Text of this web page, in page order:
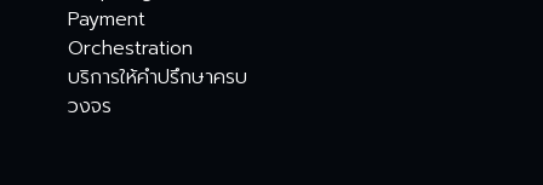
Payment
Orchestration
บริการให้คำปรึกษาครบ
วงจร